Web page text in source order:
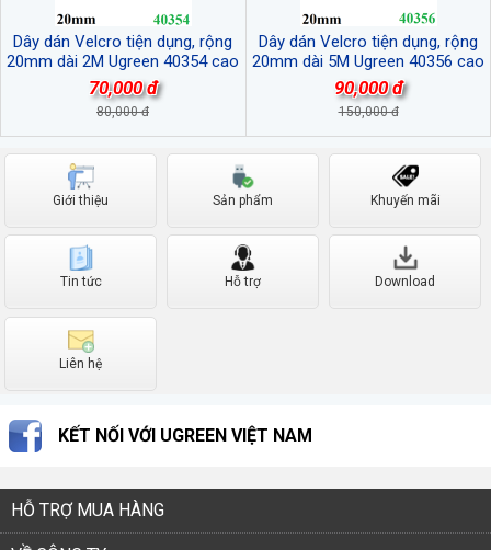
Dây dán Velcro tiện dụng, rộng
20mm dài 2M Ugreen 40354 cao
cấp
70,000 đ
80,000 đ
Dây dán Velcro tiện dụng, rộng
20mm dài 5M Ugreen 40356 cao
cấp
90,000 đ
150,000 đ
Giới thiệu Sản phẩm Khuyến mãi
Tin tức Hỗ trợ Download
Liên hệ
KẾT NỐI VỚI UGREEN VIỆT NAM
HỖ TRỢ MUA HÀNG